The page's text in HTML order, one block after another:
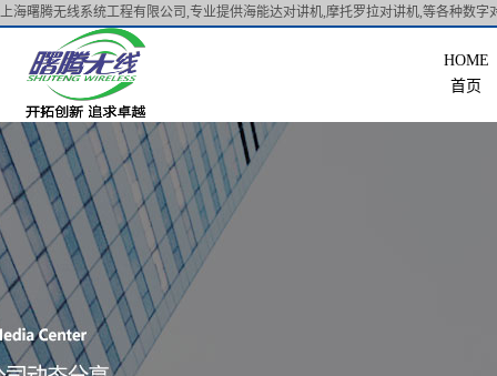
上海曙腾无线系统工程有限公司,专业提供海能达对讲机,摩托罗拉对讲机,等各种数字
首页